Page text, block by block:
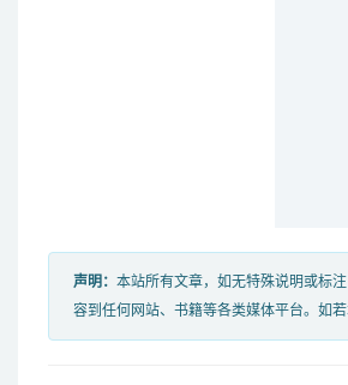
声明： 本站所有文章，如无特殊说明或标
容到任何网站、书籍等各类媒体平台。如